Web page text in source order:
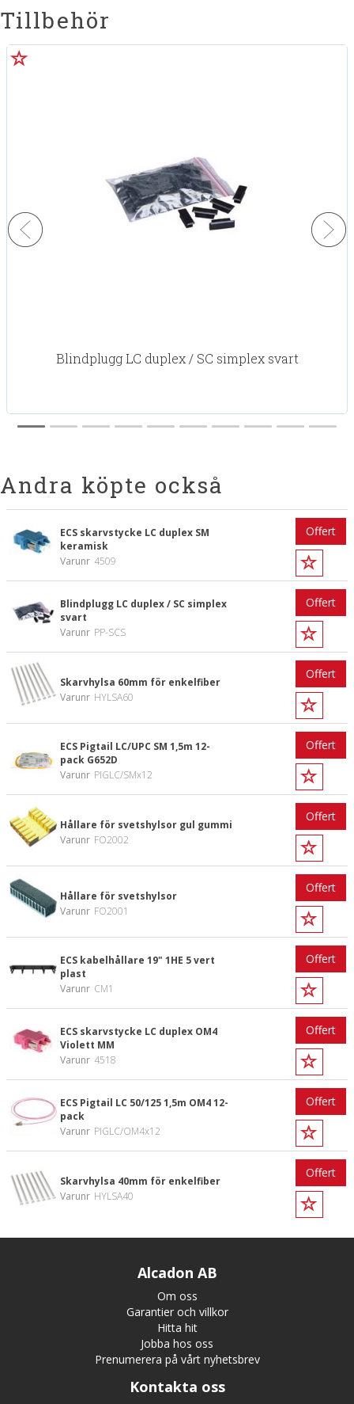
Tillbehör
Blindplugg LC duplex / SC simplex svart
Andra köpte också
ECS skarvstycke LC duplex SM
keramisk
Varunr 4509
Offert
Blindplugg LC duplex / SC simplex
svart
Varunr PP-SCS
Offert
Skarvhylsa 60mm för enkelfiber
Varunr HYLSA60
Offert
ECS Pigtail LC/UPC SM 1,5m 12-
pack G652D
Varunr PIGLC/SMx12
Offert
Hållare för svetshylsor gul gummi
Varunr FO2002
Offert
Hållare för svetshylsor
Varunr FO2001
Offert
ECS kabelhållare 19" 1HE 5 vert
plast
Varunr CM1
Offert
ECS skarvstycke LC duplex OM4
Violett MM
Varunr 4518
Offert
ECS Pigtail LC 50/125 1,5m OM4 12-
pack
Varunr PIGLC/OM4x12
Offert
Skarvhylsa 40mm för enkelfiber
Varunr HYLSA40
Offert
Alcadon AB
Om oss
Garantier och villkor
Hitta hit
Jobba hos oss
Prenumerera på vårt nyhetsbrev
Kontakta oss